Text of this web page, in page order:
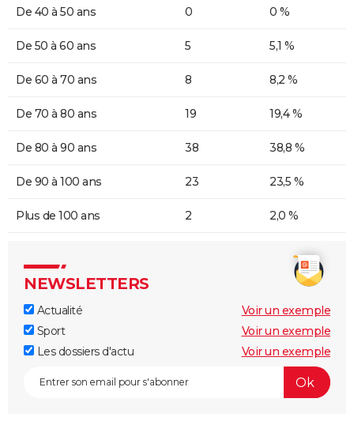
De 40 à 50 ans 0 0 %
De 50 à 60 ans 5 5,1 %
De 60 à 70 ans 8 8,2 %
De 70 à 80 ans 19 19,4 %
De 80 à 90 ans 38 38,8 %
De 90 à 100 ans 23 23,5 %
Plus de 100 ans 2 2,0 %
NEWSLETTERS
Actualité
Voir un exemple
Sport
Voir un exemple
Les dossiers d'actu
Voir un exemple